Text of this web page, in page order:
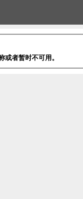
者暂时不可用。